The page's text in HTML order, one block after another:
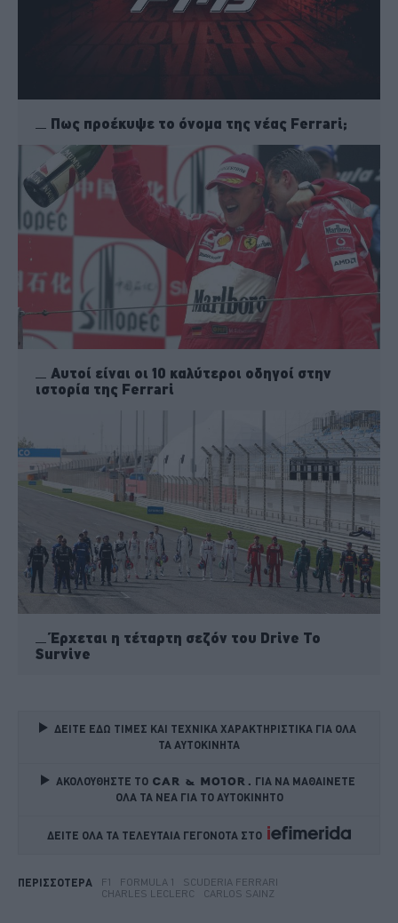
Πως προέκυψε το όνομα της νέας Ferrari;
Αυτοί είναι οι 10 καλύτεροι οδηγοί στην
ιστορία της Ferrari
Έρχεται η τέταρτη σεζόν του Drive To
Survive
ΔΕΙΤΕ ΕΔΩ ΤΙΜΕΣ ΚΑΙ ΤΕΧΝΙΚΑ ΧΑΡΑΚΤΗΡΙΣΤΙΚΑ ΓΙΑ ΟΛΑ
ΤΑ ΑΥΤΟΚΙΝΗΤΑ
ΑΚΟΛΟΥΘΗΣΤΕ ΤΟ
ΓΙΑ ΝΑ ΜΑΘΑΙΝΕΤΕ
ΟΛΑ ΤΑ ΝΕΑ ΓΙΑ ΤΟ ΑΥΤΟΚΙΝΗΤΟ
ΔΕΙΤΕ ΟΛΑ ΤΑ ΤΕΛΕΥΤΑΙΑ ΓΕΓΟΝΟΤΑ ΣΤΟ
ΠΕΡΙΣΣΟΤΕΡΑ F1 FORMULA 1
SCUDERIA FERRARI
CHARLES LECLERC
CARLOS SAINZ